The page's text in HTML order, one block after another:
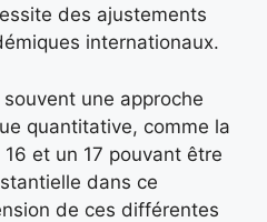
des ajustements
internationaux.
une approche
quantitative, comme la
et un 17 pouvant être
dans ce
de ces différentes